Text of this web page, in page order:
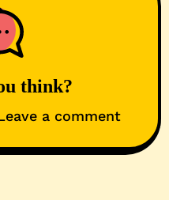
think?
a comment